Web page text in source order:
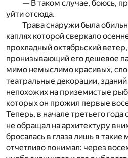
— В таком случае, боюсь,
уйти отсюда.
Трава снаружи была
каплях которой сверкало
прохладный октябрьский
пронизывающий его дешевое
мимо немыслимо красивых,
театральные декорации,
непохожих на приземистые
которых он прожил первые
Теперь, в начале третьего года
не обращал на архитектуру
бросалась в глаза лишь в такие
отчетливо понимал: через